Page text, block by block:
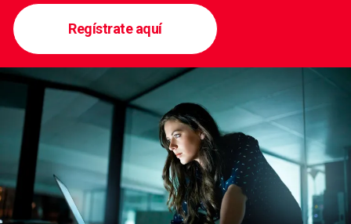
Regístrate aquí